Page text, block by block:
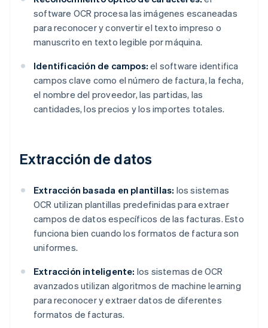
software OCR procesa las imágenes escaneadas
para reconocer y convertir el texto impreso o
manuscrito en texto legible por máquina.
Identificación de campos: el software identifica
campos clave como el número de factura, la fecha,
el nombre del proveedor, las partidas, las
cantidades, los precios y los importes totales.
Extracción de datos
Extracción basada en plantillas: los sistemas
OCR utilizan plantillas predefinidas para extraer
campos de datos específicos de las facturas. Esto
funciona bien cuando los formatos de factura son
uniformes.
Extracción inteligente: los sistemas de OCR
avanzados utilizan algoritmos de machine learning
para reconocer y extraer datos de diferentes
formatos de facturas.